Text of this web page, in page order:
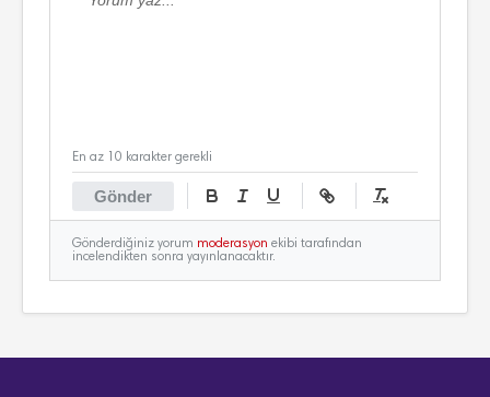
Gönder
En az 10 karakter gerekli
Gönderdiğiniz yorum moderasyon ekibi tarafından
incelendikten sonra yayınlanacaktır.